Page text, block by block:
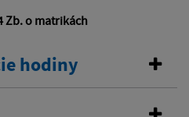
Zb. o matrikách
hodiny